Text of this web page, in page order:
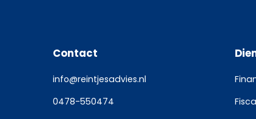
Contact
info@reintjesadvies.nl
0478-550474